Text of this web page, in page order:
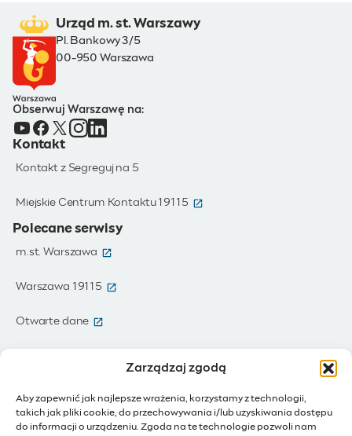
Zarządzaj zgodą
Aby zapewnić jak najlepsze wrażenia, korzystamy z technologii,
takich jak pliki cookie, do przechowywania i/lub uzyskiwania dostępu
do informacji o urządzeniu. Zgoda na te technologie pozwoli nam
Urząd m. st. Warszawy
Pl. Bankowy 3/5
00-950 Warszawa
Obserwuj Warszawę na:
Kontakt
Kontakt z Segreguj na 5
Miejskie Centrum Kontaktu 19115 (otwiera się w nowym oknie)
Polecane serwisy
m.st. Warszawa (otwiera się w nowym oknie)
Warszawa 19115 (otwiera się w nowym oknie)
Otwarte dane
IoT - Internet rzeczy (otwiera się w nowym oknie)